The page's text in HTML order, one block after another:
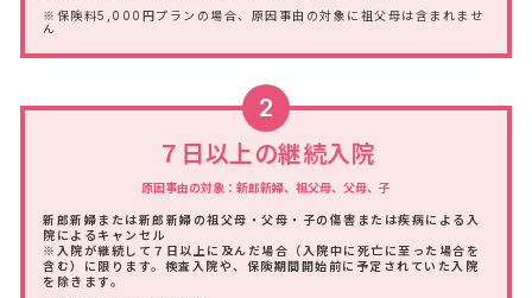
※保険料5,000円プランの場合、原因事由の対象に祖父母は含まれませ
ん
2
７日以上の継続入院
原因事由の対象：新郎新婦、祖父母、父母、子
新郎新婦または新郎新婦の祖父母・父母・子の傷害または疾病による入
院によるキャンセル
※入院が継続して７日以上に及んだ場合（入院中に死亡に至った場合を
含む）に限ります。検査入院や、保険期間開始前に予定されていた入院
を除きます。